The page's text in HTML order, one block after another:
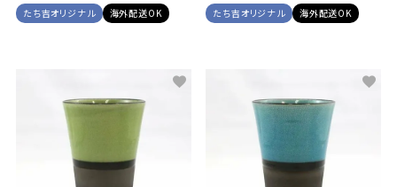
たち吉オリジナル 海外配送OK たち吉オリジナル 海外配送OK